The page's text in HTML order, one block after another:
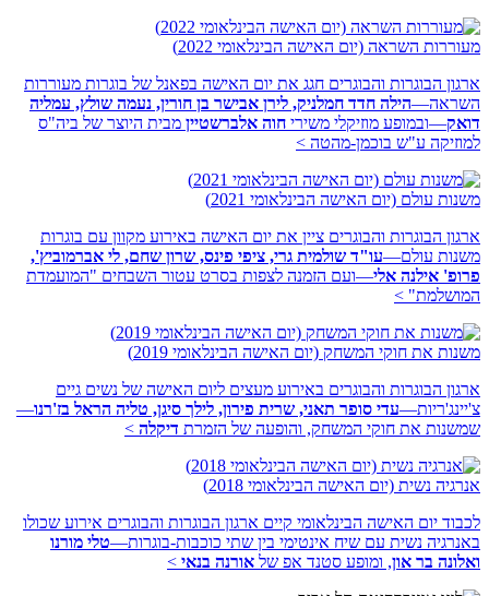
מעוררות השראה (יום האישה הבינלאומי 2022)
ארגון הבוגרות והבוגרים חגג את יום האישה בפאנל של בוגרות מעוררות
השראה—הילה חדד חמלניק, לירן אבישר בן חורין, נעמה שולץ, עמליה
דואק—ובמופע מוזיקלי משירי חוה אלברשטיין מבית היוצר של ביה"ס
למוזיקה ע"ש בוכמן-מהטה >
משנות עולם (יום האישה הבינלאומי 2021)
ארגון הבוגרות והבוגרים ציין את יום האישה באירוע מקוון עם בוגרות
משנות עולם—עו"ד שולמית גרי, ציפי פינס, שרון שחם, לי אברמוביץ',
פרופ' אילנה אלי—ועם הזמנה לצפות בסרט עטור השבחים "המועמדת
המושלמת" >
משנות את חוקי המשחק (יום האישה הבינלאומי 2019)
ארגון הבוגרות והבוגרים באירוע מעצים ליום האישה של נשים גיים
צ'יינג'ריות—עדי סופר תאני, שרית פירון, לילך סיגן, טליה הראל בז'רנו—
שמשנות את חוקי המשחק, והופעה של הזמרת דיקלה >
אנרגיה נשית (יום האישה הבינלאומי 2018)
לכבוד יום האישה הבינלאומי קיים ארגון הבוגרות והבוגרים אירוע שכולו
באנרגיה נשית עם שיח אינטימי בין שתי כוכבות-בוגרות—טלי מורנו
ואלונה בר און, ומופע סטנד אפ של אורנה בנאי >